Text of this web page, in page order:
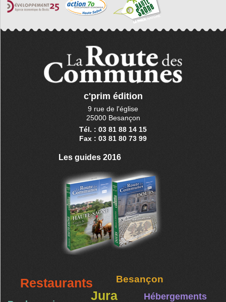
c'prim édition
9 rue de l'église
25000 Besançon
Tél. : 03 81 88 14 15
Fax : 03 81 80 73 99
Les guides 2016
Restaurants Besançon
Jura Hébergements